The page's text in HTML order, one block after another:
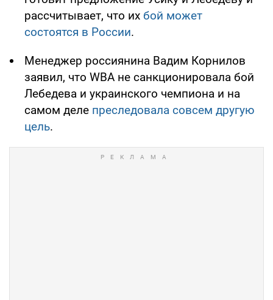
рассчитывает, что их бой может
состоятся в России.
Менеджер россиянина Вадим Корнилов
заявил, что WBA не санкционировала бой
Лебедева и украинского чемпиона и на
самом деле преследовала совсем другую
цель.